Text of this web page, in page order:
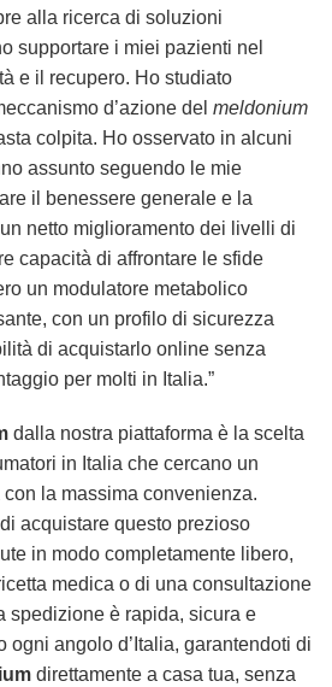
alla ricerca di soluzioni
supportare i miei pazienti nel
e il recupero. Ho studiato
d’azione del meldonium
colpita. Ho osservato in alcuni
assunto seguendo le mie
il benessere generale e la
netto miglioramento dei livelli di
capacità di affrontare le sfide
un modulatore metabolico
con un profilo di sicurezza
di acquistarlo online senza
per molti in Italia.”
dalla nostra piattaforma è la scelta
in Italia che cercano un
la massima convenienza.
acquistare questo prezioso
in modo completamente libero,
medica o di una consultazione
spedizione è rapida, sicura e
ogni angolo d’Italia, garantendoti di
direttamente a casa tua, senza